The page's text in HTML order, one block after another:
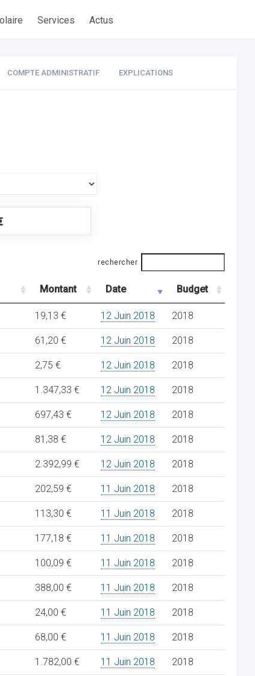
Services Actus
COMPTE ADMINISTRATIF EXPLICATIONS
rechercher
Montant Date Budget
19,13 € 12 Juin 2018 2018
61,20 € 12 Juin 2018 2018
2,75 € 12 Juin 2018 2018
1.347,33 € 12 Juin 2018 2018
697,43 € 12 Juin 2018 2018
81,38 € 12 Juin 2018 2018
2.392,99 € 12 Juin 2018 2018
202,59 € 11 Juin 2018 2018
113,30 € 11 Juin 2018 2018
177,18 € 11 Juin 2018 2018
100,09 € 11 Juin 2018 2018
388,00 € 11 Juin 2018 2018
24,00 € 11 Juin 2018 2018
68,00 € 11 Juin 2018 2018
1.782,00 € 11 Juin 2018 2018